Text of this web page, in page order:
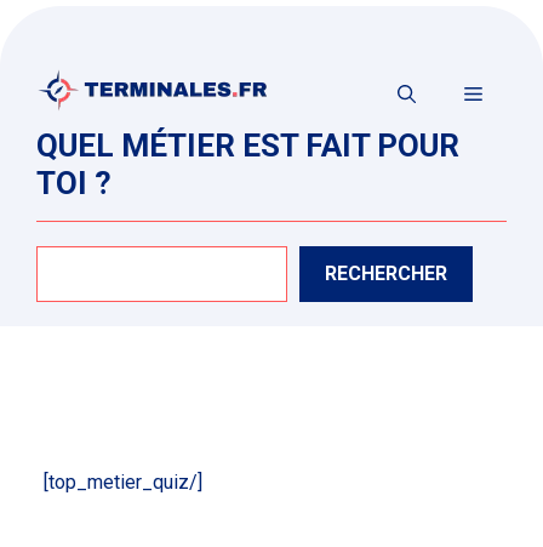
contenu
MENU
QUEL MÉTIER EST FAIT POUR
TOI ?
RECHERCHER
[top_metier_quiz/]